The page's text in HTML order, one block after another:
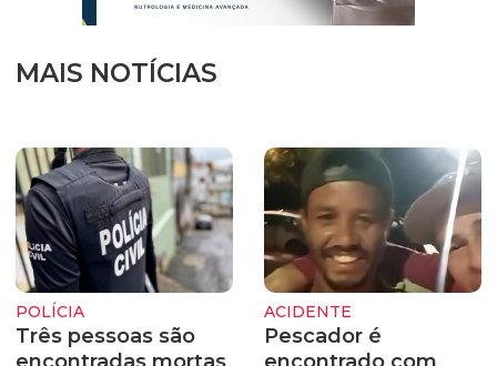
MAIS NOTÍCIAS
POLÍCIA
Três pessoas são
ACIDENTE
Pescador é